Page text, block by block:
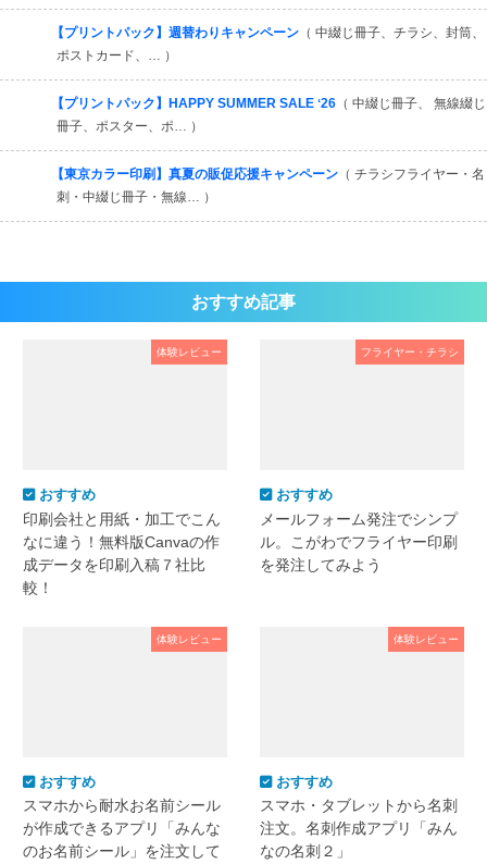
【プリントパック】週替わりキャンペーン （ 中綴じ冊子、チラシ、封筒、
ポストカード、… ）
【プリントパック】HAPPY SUMMER SALE ʻ26 （ 中綴じ冊子、 無線綴じ
冊子、ポスター、ポ… ）
【東京カラー印刷】真夏の販促応援キャンペーン （ チラシフライヤー・名
刺・中綴じ冊子・無線… ）
おすすめ記事
体験レビュー
おすすめ
印刷会社と用紙・加工でこん
なに違う！無料版Canvaの作
成データを印刷入稿７社比
較！
フライヤー・チラシ
おすすめ
メールフォーム発注でシンプ
ル。こがわでフライヤー印刷
を発注してみよう
体験レビュー
おすすめ
スマホから耐水お名前シール
が作成できるアプリ「みんな
のお名前シール」を注文して
体験レビュー
おすすめ
スマホ・タブレットから名刺
注文。名刺作成アプリ「みん
なの名刺２」